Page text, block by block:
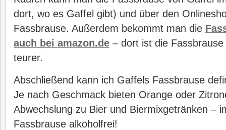
dort, wo es Gaffel gibt) und über den
Fassbrause. Außerdem bekommt man die
auch bei amazon.de – dort ist die
teurer.
Abschließend kann ich Gaffels Fassbrause
Je nach Geschmack bieten Orange oder
Abwechslung zu Bier und Biermixgetränken –
Fassbrause alkoholfrei!